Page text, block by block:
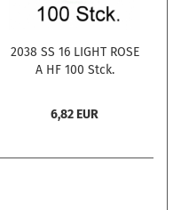
2038 SS 16 LIGHT ROSE
A HF 100 Stck.
6,82 EUR